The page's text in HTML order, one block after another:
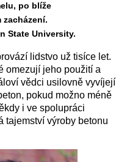
po blíže
zacházení.
State University.
lidstvo už tisíce let.
omezují jeho použití a
vědci usilovně vyvíjejí
pokud možno méně
i ve spolupráci
tajemství výroby betonu